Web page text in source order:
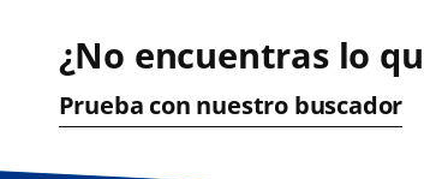
¿No encuentras lo
Prueba con nuestro buscador